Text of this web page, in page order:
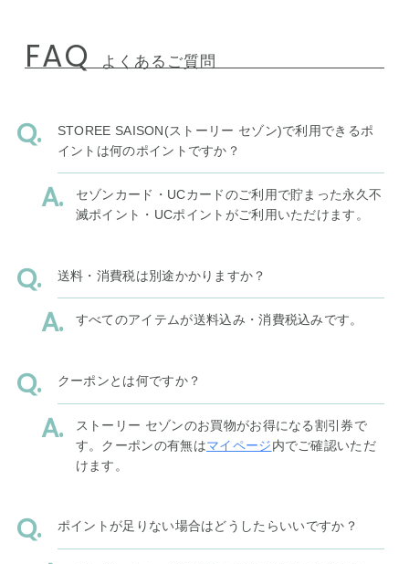
FAQ よくあるご質問
STOREE SAISON(ストーリー セゾン)で利用できるポ
イントは何のポイントですか？
セゾンカード・UCカードのご利用で貯まった永久不
滅ポイント・UCポイントがご利用いただけます。
送料・消費税は別途かかりますか？
すべてのアイテムが送料込み・消費税込みです。
クーポンとは何ですか？
ストーリー セゾンのお買物がお得になる割引券で
す。クーポンの有無はマイページ内でご確認いただ
けます。
ポイントが足りない場合はどうしたらいいですか？